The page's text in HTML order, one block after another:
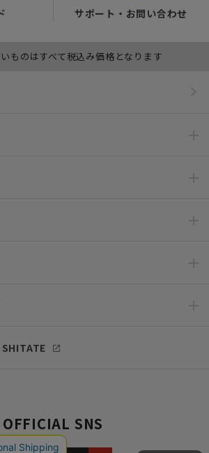
サポート・お問い合わせ
ものはすべて税込み価格となります
OFFICIAL SNS